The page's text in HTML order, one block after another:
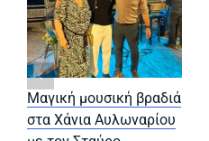
Μαγική μουσική βραδιά
στα Χάνια Αυλωναρίου